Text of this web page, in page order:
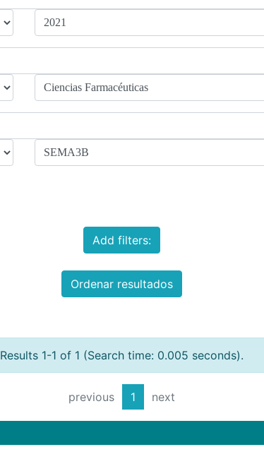
Add filters:
Ordenar resultados
Results 1-1 of 1 (Search time: 0.005 seconds).
previous 1 next